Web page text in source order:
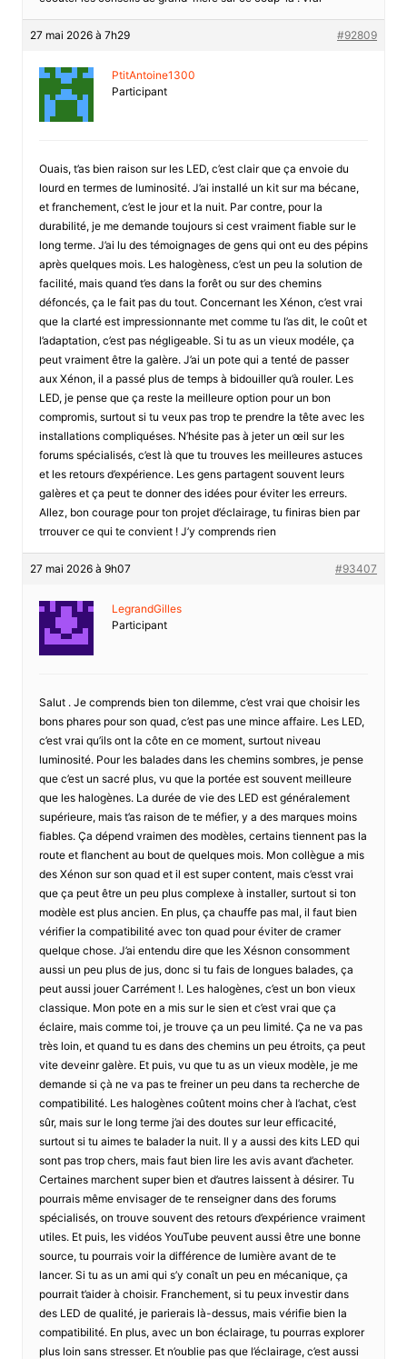
27 mai 2026 à 7h29 #92809
PtitAntoine1300
Participant
Ouais, t’as bien raison sur les LED, c’est clair que ça envoie du
lourd en termes de luminosité. J’ai installé un kit sur ma bécane,
et franchement, c’est le jour et la nuit. Par contre, pour la
durabilité, je me demande toujours si cest vraiment fiable sur le
long terme. J’ai lu des témoignages de gens qui ont eu des pépins
après quelques mois. Les halogèness, c’est un peu la solution de
facilité, mais quand t’es dans la forêt ou sur des chemins
défoncés, ça le fait pas du tout. Concernant les Xénon, c’est vrai
que la clarté est impressionnante met comme tu l’as dit, le coût et
l’adaptation, c’est pas négligeable. Si tu as un vieux modéle, ça
peut vraiment être la galère. J’ai un pote qui a tenté de passer
aux Xénon, il a passé plus de temps à bidouiller qu’à rouler. Les
LED, je pense que ça reste la meilleure option pour un bon
compromis, surtout si tu veux pas trop te prendre la tête avec les
installations compliquéses. N’hésite pas à jeter un œil sur les
forums spécialisés, c’est là que tu trouves les meilleures astuces
et les retours d’expérience. Les gens partagent souvent leurs
galères et ça peut te donner des idées pour éviter les erreurs.
Allez, bon courage pour ton projet d’éclairage, tu finiras bien par
trrouver ce qui te convient ! J’y comprends rien
27 mai 2026 à 9h07 #93407
LegrandGilles
Participant
Salut . Je comprends bien ton dilemme, c’est vrai que choisir les
bons phares pour son quad, c’est pas une mince affaire. Les LED,
c’est vrai qu’ils ont la côte en ce moment, surtout niveau
luminosité. Pour les balades dans les chemins sombres, je pense
que c’est un sacré plus, vu que la portée est souvent meilleure
que les halogènes. La durée de vie des LED est généralement
supérieure, mais t’as raison de te méfier, y a des marques moins
fiables. Ça dépend vraimen des modèles, certains tiennent pas la
route et flanchent au bout de quelques mois. Mon collègue a mis
des Xénon sur son quad et il est super content, mais c’esst vrai
que ça peut être un peu plus complexe à installer, surtout si ton
modèle est plus ancien. En plus, ça chauffe pas mal, il faut bien
vérifier la compatibilité avec ton quad pour éviter de cramer
quelque chose. J’ai entendu dire que les Xésnon consomment
aussi un peu plus de jus, donc si tu fais de longues balades, ça
peut aussi jouer Carrément !. Les halogènes, c’est un bon vieux
classique. Mon pote en a mis sur le sien et c’est vrai que ça
éclaire, mais comme toi, je trouve ça un peu limité. Ça ne va pas
très loin, et quand tu es dans des chemins un peu étroits, ça peut
vite deveinr galère. Et puis, vu que tu as un vieux modèle, je me
demande si çà ne va pas te freiner un peu dans ta recherche de
compatibilité. Les halogènes coûtent moins cher à l’achat, c’est
sûr, mais sur le long terme j’ai des doutes sur leur efficacité,
surtout si tu aimes te balader la nuit. Il y a aussi des kits LED qui
sont pas trop chers, mais faut bien lire les avis avant d’acheter.
Certaines marchent super bien et d’autres laissent à désirer. Tu
pourrais même envisager de te renseigner dans des forums
spécialisés, on trouve souvent des retours d’expérience vraiment
utiles. Et puis, les vidéos YouTube peuvent aussi être une bonne
source, tu pourrais voir la différence de lumière avant de te
lancer. Si tu as un ami qui s’y conaît un peu en mécanique, ça
pourrait t’aider à choisir. Franchement, si tu peux investir dans
des LED de qualité, je parierais là-dessus, mais vérifie bien la
compatibilité. En plus, avec un bon éclairage, tu pourras explorer
plus loin sans stresser. Et n’oublie pas que l’éclairage, c’est aussi